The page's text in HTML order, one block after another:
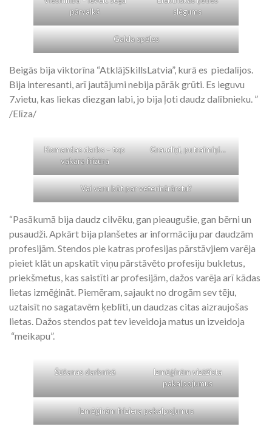
pārvalkā
slēgums
Galda spēles
Beigās bija viktorīna “AtklājSkillsLatvia”, kurā es piedalījos.
Bija interesanti, arī jautājumi nebija pārāk grūti. Es ieguvu
7.vietu, kas liekas diezgan labi, jo bija ļoti daudz dalībnieku. ”
/Elīza/
Komandas darbs – top
vakara frizūra
Graudiņi, putraimiņi…
Vai varu būt par veterinārārstu?
“Pasākumā bija daudz cilvēku, gan pieaugušie, gan bērni un
pusaudži. Apkārt bija planšetes ar informāciju par daudzām
profesijām. Stendos pie katras profesijas pārstāvjiem varēja
pieiet klāt un apskatīt viņu pārstāvēto profesiju bukletus,
priekšmetus, kas saistīti ar profesijām, dažos varēja arī kādas
lietas izmēģināt. Piemēram, sajaukt no drogām sev tēju,
uztaisīt no sagatavēm ķeblīti, un daudzas citas aizraujošas
lietas. Dažos stendos pat tev ieveidoja matus un izveidoja
“meikapu”.
Šūšanas darbnīcā
Izmēģinām vizāžista
pakalpojumus
Izmēģinām friziera pakalpojumus